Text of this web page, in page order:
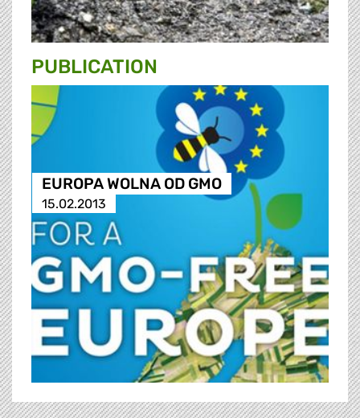
PUBLICATION
EUROPA WOLNA OD GMO
15.02.2013